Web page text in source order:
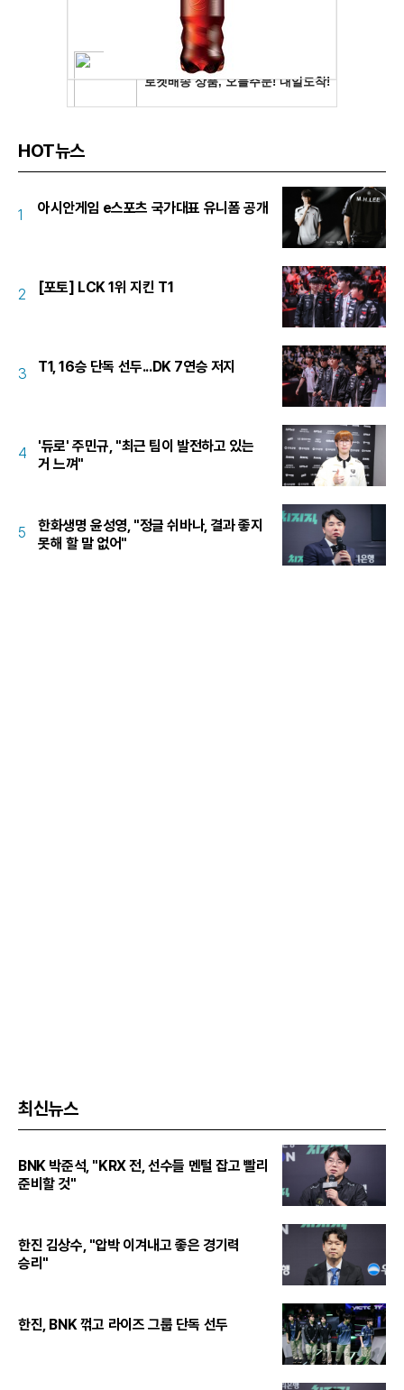
HOT뉴스
1 아시안게임 e스포츠 국가대표 유니폼 공개
2 [포토] LCK 1위 지킨 T1
3 T1, 16승 단독 선두...DK 7연승 저지
4
'듀로' 주민규, "최근 팀이 발전하고 있는
거 느껴"
5
한화생명 윤성영, "정글 쉬바나, 결과 좋지
못해 할 말 없어"
최신뉴스
BNK 박준석, "KRX 전, 선수들 멘털 잡고 빨리
준비할 것"
한진 김상수, "압박 이겨내고 좋은 경기력
승리"
한진, BNK 꺾고 라이즈 그룹 단독 선두